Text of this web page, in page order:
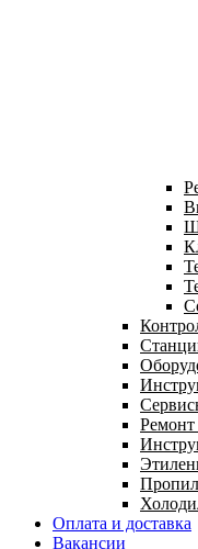
Ремонт
Оплата и доставка
Вакансии